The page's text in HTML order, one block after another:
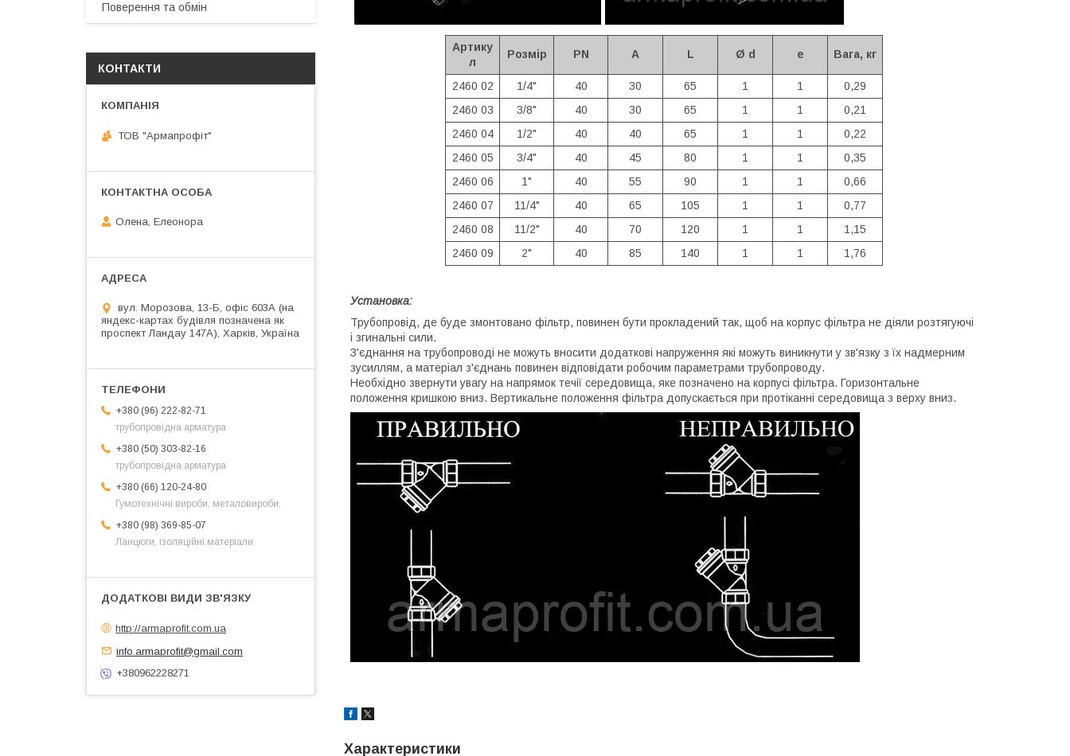
Артику
л
Розмір PN A L Ø d e Вага, кг
2460 02 1/4" 40 30 65 1 1
0,29
2460 03
3/8" 40 30 65 1 1
0,21
2460 04
1/2" 40 40 65 1 1
0,22
2460 05
3/4" 40 45 80 1 1
0,35
2460 06
1" 40 55 90 1 1
0,66
2460 07
11/4" 40 65 105 1 1
0,77
2460 08
11/2" 40 70 120 1 1
1,15
2460 09
2" 40 85 140 1 1 1,76
Установка:
Трубопровід, де буде змонтовано фільтр, повинен бути прокладений так, щоб на корпус фільтра не діяли розтягуючі
і згинальні сили.
З'єднання на трубопроводі не можуть вносити додаткові напруження які можуть виникнути у зв'язку з їх надмерним
зусиллям, a матеріал з'єднань повинен відповідати робочим параметрами трубопроводу.
Необхідно звернути увагу на напрямок течії середовища, яке позначено на корпусі фільтра. Горизонтальне
положення кришкою вниз. Вертикальне положення фільтра допускається при протіканні середовища з верху вниз.
Характеристики
Поверення та обмін
КОНТАКТИ
ТОВ "Армапрофіт"
Олена, Елеонора
вул. Морозова, 13-Б, офіс 603А (на
яндекс-картах будівля позначена як
проспект Ландау 147А), Харків, Україна
+380 (96) 222-82-71
трубопровідна арматура
+380 (50) 303-82-16
трубопровідна арматура
+380 (66) 120-24-80
Гумотехнічні вироби, металовироби,
+380 (98) 369-85-07
Ланцюги, ізоляційні матеріали
http://armaprofit.com.ua
info.armaprofit@gmail.com
+380962228271